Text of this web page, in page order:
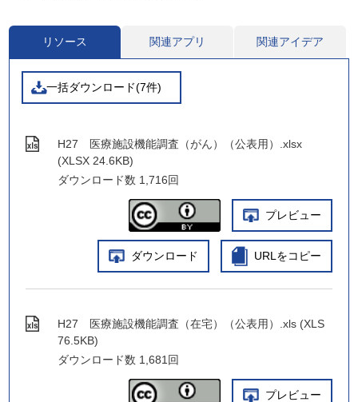
リソース 関連アプリ 関連アイデア
一括ダウンロード(7件)
H27 医療施設機能調査（がん）（公表用）.xlsx
(XLSX 24.6KB)
ダウンロード数 1,716回
プレビュー
ダウンロード URLをコピー
H27 医療施設機能調査（在宅）（公表用）.xls (XLS
76.5KB)
ダウンロード数 1,681回
プレビュー